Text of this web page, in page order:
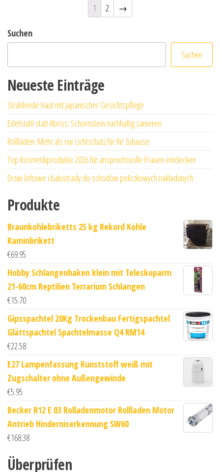
1 2 →
Suchen
Suchen
Neueste Einträge
Strahlende Haut mit japanischer Gesichtspflege
Edelstahl statt Abriss: Schornstein nachhaltig sanieren
Rollläden: Mehr als nur Lichtschutz für Ihr Zuhause
Top Kosmetikprodukte 2026 für anspruchsvolle Frauen entdecken
Drzwi loftowe i balustrady do schodów policzkowych nakładanych
Produkte
Braunkohlebriketts 25 kg Rekord Kohle
Kaminbrikett
€69.95
Hobby Schlangenhaken klein mit Teleskoparm
21-60cm Reptilien Terrarium Schlangen
€15.70
Gipsspachtel 20Kg Trockenbau Fertigspachtel
Glättspachtel Spachtelmasse Q4 RM14
€22.58
E27 Lampenfassung Kunststoff weiß mit
Zugschalter ohne Außengewinde
€5.95
Becker R12 E 03 Rolladenmotor Rollladen Motor
Antrieb Hinderniserkennung SW60
€168.38
Überprüfen